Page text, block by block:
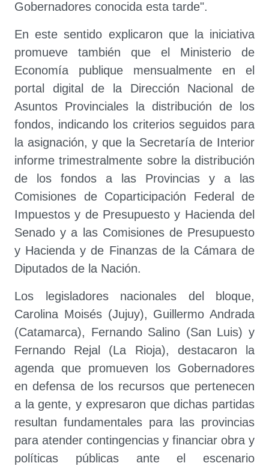
Gobernadores conocida esta tarde".
En este sentido explicaron que la iniciativa
promueve también que el Ministerio de
Economía publique mensualmente en el
portal digital de la Dirección Nacional de
Asuntos Provinciales la distribución de los
fondos, indicando los criterios seguidos para
la asignación, y que la Secretaría de Interior
informe trimestralmente sobre la distribución
de los fondos a las Provincias y a las
Comisiones de Coparticipación Federal de
Impuestos y de Presupuesto y Hacienda del
Senado y a las Comisiones de Presupuesto
y Hacienda y de Finanzas de la Cámara de
Diputados de la Nación.
Los legisladores nacionales del bloque,
Carolina Moisés (Jujuy), Guillermo Andrada
(Catamarca), Fernando Salino (San Luis) y
Fernando Rejal (La Rioja), destacaron la
agenda que promueven los Gobernadores
en defensa de los recursos que pertenecen
a la gente, y expresaron que dichas partidas
resultan fundamentales para las provincias
para atender contingencias y financiar obra y
políticas públicas ante el escenario